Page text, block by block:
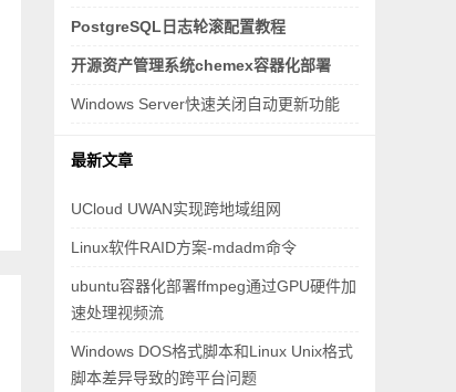
PostgreSQL日志轮滚配置教程
开源资产管理系统chemex容器化部署
Windows Server快速关闭自动更新功能
最新文章
UCloud UWAN实现跨地域组网
Linux软件RAID方案-mdadm命令
ubuntu容器化部署ffmpeg通过GPU硬件加
速处理视频流
Windows DOS格式脚本和Linux Unix格式
脚本差异导致的跨平台问题